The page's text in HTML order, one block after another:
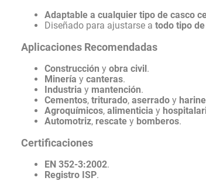
Adaptable a cualquier tipo de casco
Diseñado para ajustarse atodo tipo
Aplicaciones Recomendadas
Construcción yobra civil.
Minería ycanteras.
Industria y mantención.
Cementos,triturado,aserrado y
Agroquímicos,alimenticia y
Automotriz, rescate y bomberos.
Certificaciones
EN 352-3:2002.
Registro ISP.